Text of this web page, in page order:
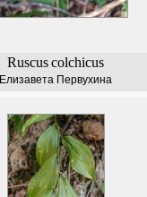
Ruscuscolchicus
Елизавета Первухина